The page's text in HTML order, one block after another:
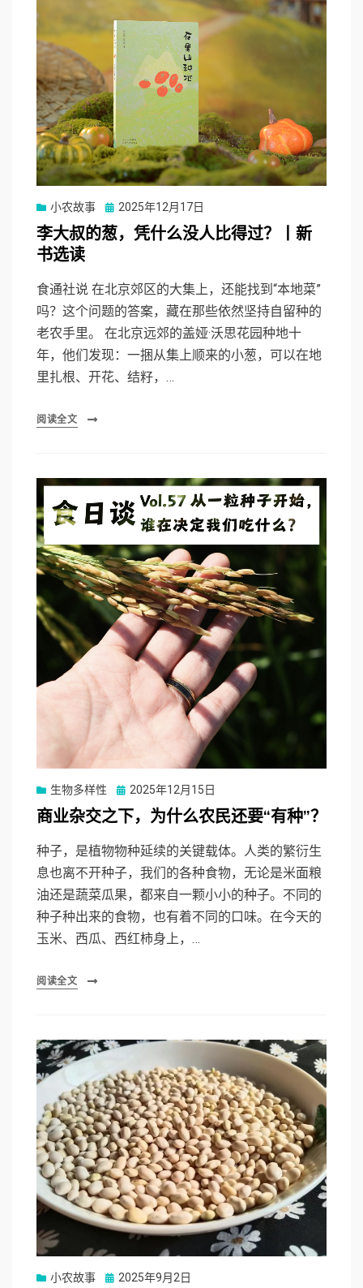
小农故事
Posted
on
2025年12月17日
李大叔的葱，凭什么没人比得过？丨新
书选读
食通社说 在北京郊区的大集上，还能找到“本地菜”
吗？这个问题的答案，藏在那些依然坚持自留种的
老农手里。 在北京远郊的盖娅·沃思花园种地十
年，他们发现：一捆从集上顺来的小葱，可以在地
里扎根、开花、结籽，…
阅读全文
生物多样性
Posted
on
2025年12月15日
商业杂交之下，为什么农民还要“有种”？
种子，是植物物种延续的关键载体。人类的繁衍生
息也离不开种子，我们的各种食物，无论是米面粮
油还是蔬菜瓜果，都来自一颗小小的种子。不同的
种子种出来的食物，也有着不同的口味。在今天的
玉米、西瓜、西红柿身上，…
阅读全文
小农故事
Posted
2025年9月2日